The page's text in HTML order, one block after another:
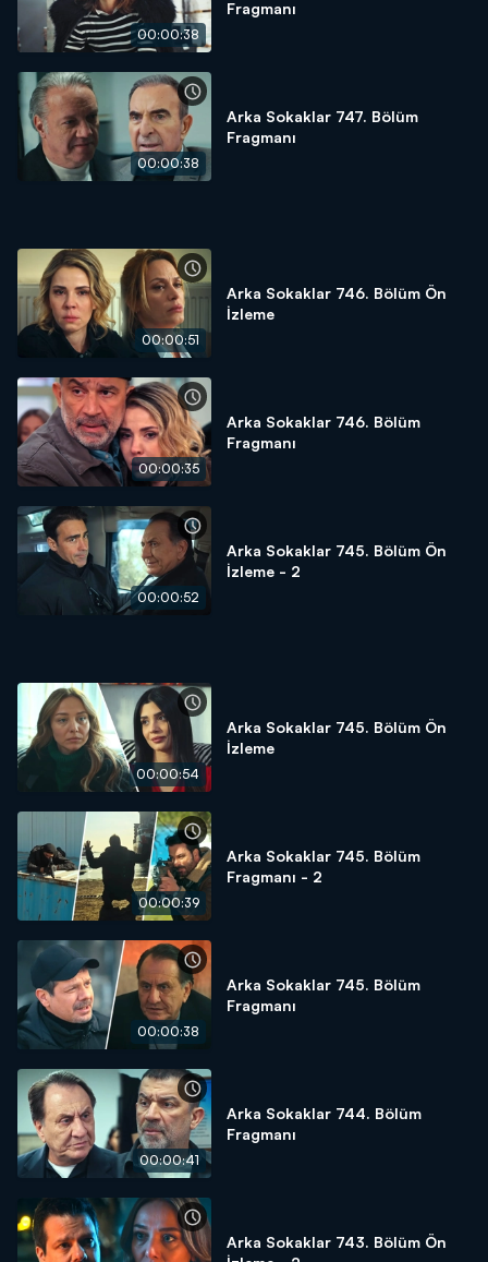
00:00:38
Fragmanı
00:00:38
Arka Sokaklar 747. Bölüm
Fragmanı
00:00:51
Arka Sokaklar 746. Bölüm Ön
İzleme
00:00:35
Arka Sokaklar 746. Bölüm
Fragmanı
00:00:52
Arka Sokaklar 745. Bölüm Ön
İzleme - 2
00:00:54
Arka Sokaklar 745. Bölüm Ön
İzleme
00:00:39
Arka Sokaklar 745. Bölüm
Fragmanı - 2
00:00:38
Arka Sokaklar 745. Bölüm
Fragmanı
00:00:41
Arka Sokaklar 744. Bölüm
Fragmanı
Arka Sokaklar 743. Bölüm Ön